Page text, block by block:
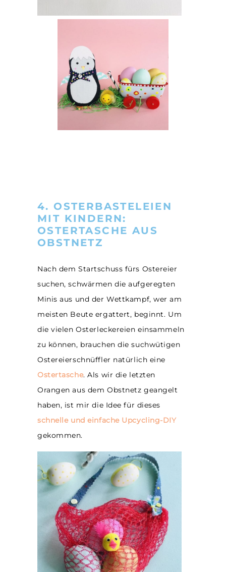
4. OSTERBASTELEIEN
MIT KINDERN:
OSTERTASCHE AUS
OBSTNETZ
Nach dem Startschuss fürs Ostereier
suchen, schwärmen die aufgeregten
Minis aus und der Wettkampf, wer am
meisten Beute ergattert, beginnt. Um
die vielen Osterleckereien einsammeln
zu können, brauchen die suchwütigen
Ostereierschnüffler natürlich eine
Ostertasche. Als wir die letzten
Orangen aus dem Obstnetz geangelt
haben, ist mir die Idee für dieses
schnelle und einfache Upcycling-DIY
gekommen.